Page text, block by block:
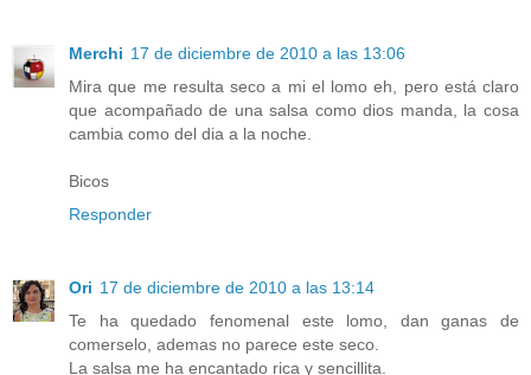
Merchi 17 de diciembre de 2010 a las 13:06
Mira que me resulta seco a mi el lomo eh, pero está claro
que acompañado de una salsa como dios manda, la cosa
cambia como del dia a la noche.
Bicos
Responder
Ori 17 de diciembre de 2010 a las 13:14
Te ha quedado fenomenal este lomo, dan ganas de
comerselo, ademas no parece este seco.
La salsa me ha encantado rica y sencillita.